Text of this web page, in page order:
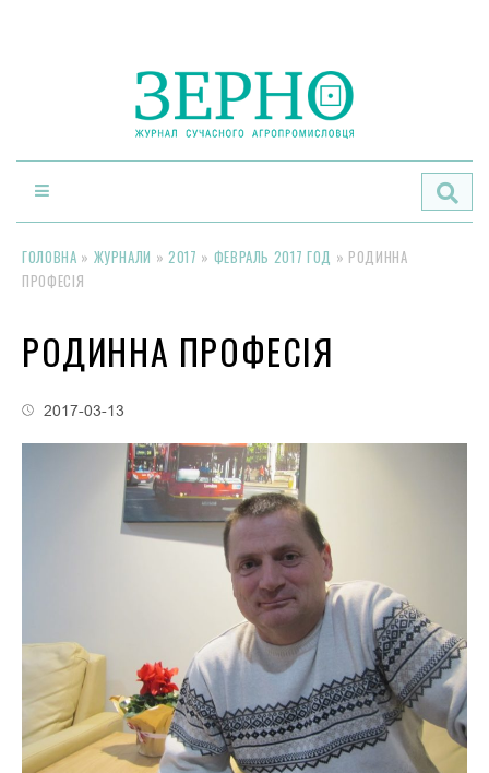
ГОЛОВНА » ЖУРНАЛИ »2017 » ФЕВРАЛЬ 2017 ГОД » РОДИННА
ПРОФЕСІЯ
РОДИННА ПРОФЕСІЯ
2017-03-13